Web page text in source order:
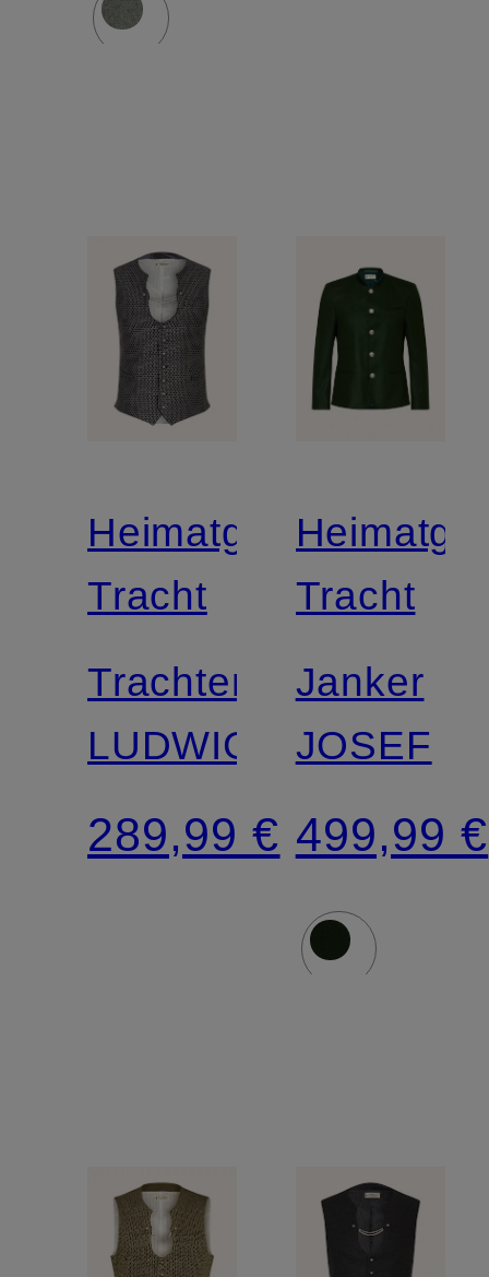
Heimatglück
Tracht
Trachtenweste
LUDWIG
289,99 €
Tracht
Janker
JOSEF
499,99 €